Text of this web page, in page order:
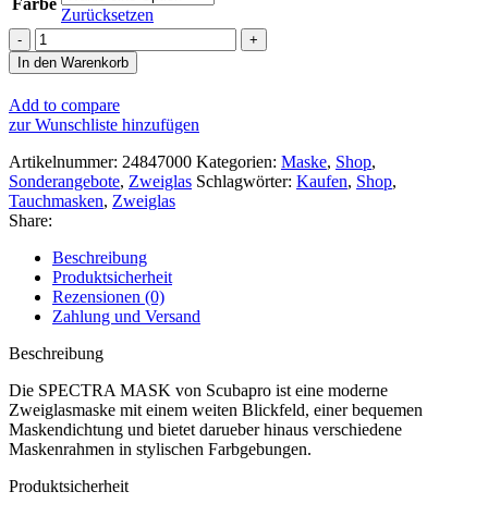
Zurücksetzen
Scubapro
Spectra
Maske
Menge
In den Warenkorb
Add to compare
zur Wunschliste hinzufügen
Artikelnummer: 24847000 Kategorien: Maske, Shop,
Sonderangebote, Zweiglas Schlagwörter: Kaufen, Shop,
Tauchmasken, Zweiglas
Share:
Beschreibung
Produktsicherheit
Rezensionen (0)
Zahlung und Versand
Beschreibung
Die SPECTRA MASK von Scubapro ist eine moderne
Zweiglasmaske mit einem weiten Blickfeld, einer bequemen
Maskendichtung und bietet darueber hinaus verschiedene
Maskenrahmen in stylischen Farbgebungen.
Produktsicherheit